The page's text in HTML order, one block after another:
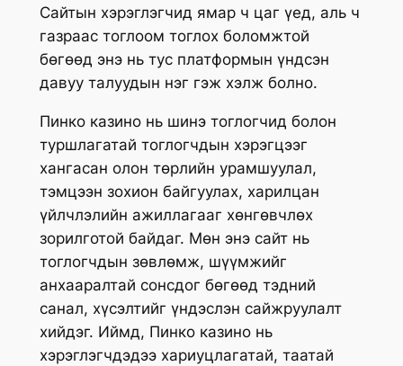
Сайтын хэрэглэгчид ямар ч цаг үед, аль ч
газраас тоглоом тоглох боломжтой
бөгөөд энэ нь тус платформын үндсэн
давуу талуудын нэг гэж хэлж болно.
Пинко казино нь шинэ тоглогчид болон
туршлагатай тоглогчдын хэрэгцээг
хангасан олон төрлийн урамшуулал,
тэмцээн зохион байгуулах, харилцан
үйлчлэлийн ажиллагааг хөнгөвчлөх
зорилготой байдаг. Мөн энэ сайт нь
тоглогчдын зөвлөмж, шүүмжийг
анхааралтай сонсдог бөгөөд тэдний
санал, хүсэлтийг үндэслэн сайжруулалт
хийдэг. Иймд, Пинко казино нь
хэрэглэгчдэдээ хариуцлагатай, таатай